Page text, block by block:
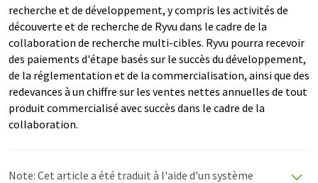
recherche et de développement, y compris les activités de
découverte et de recherche de Ryvu dans le cadre de la
collaboration de recherche multi-cibles. Ryvu pourra recevoir
des paiements d'étape basés sur le succès du développement,
de la réglementation et de la commercialisation, ainsi que des
redevances à un chiffre sur les ventes nettes annuelles de tout
produit commercialisé avec succès dans le cadre de la
collaboration.
Note: Cet article a été traduit à l'aide d'un système